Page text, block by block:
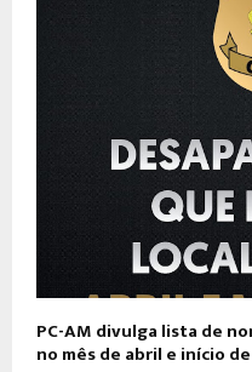
PC-AM divulga lista de
no mês de abril e início